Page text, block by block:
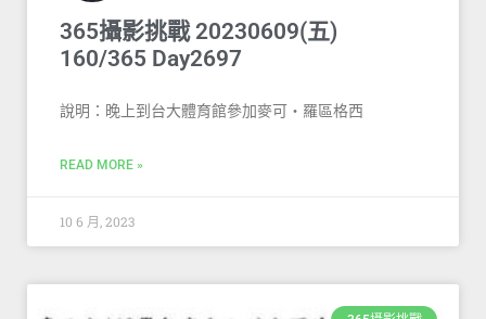
365攝影挑戰 20230609(五)
160/365 Day2697
說明：晚上到台大體育館參加麥可・羅區格西
READ MORE »
10 6 月, 2023